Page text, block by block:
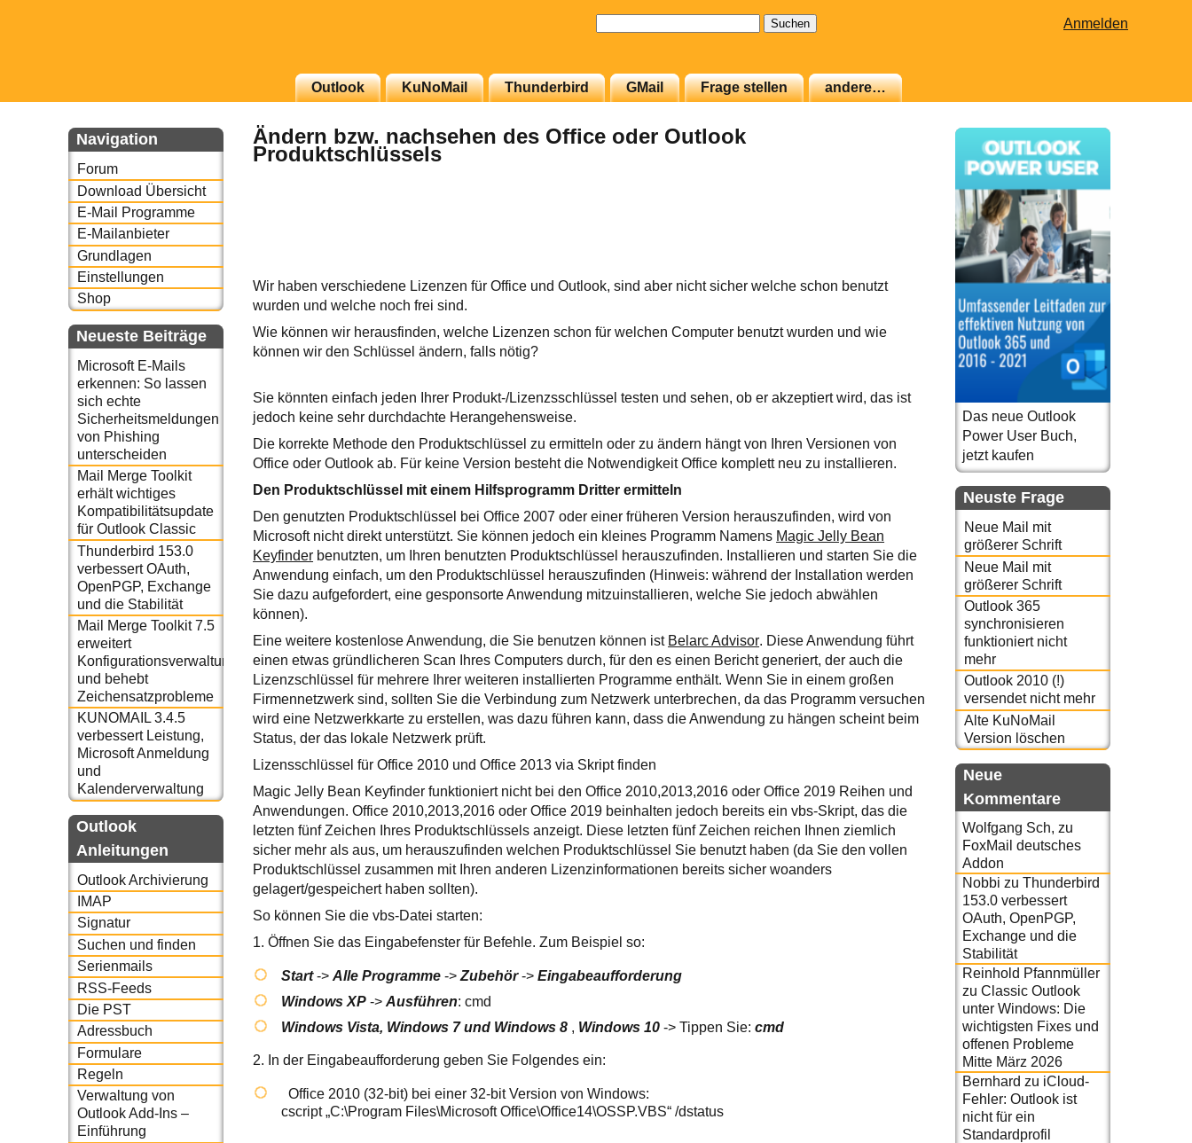
Anmelden
Outlook KuNoMail Thunderbird GMail Frage stellen andere…
Navigation
Forum
Download Übersicht
E-Mail Programme
E-Mailanbieter
Grundlagen
Einstellungen
Shop
Neueste Beiträge
Microsoft E-Mails
erkennen: So lassen
sich echte
Sicherheitsmeldungen
von Phishing
unterscheiden
Mail Merge Toolkit
erhält wichtiges
Kompatibilitätsupdate
für Outlook Classic
Thunderbird 153.0
verbessert OAuth,
OpenPGP, Exchange
und die Stabilität
Mail Merge Toolkit 7.5
erweitert
Konfigurationsverwaltung
und behebt
Zeichensatzprobleme
KUNOMAIL 3.4.5
verbessert Leistung,
Microsoft Anmeldung
und
Kalenderverwaltung
Outlook
Anleitungen
Outlook Archivierung
IMAP
Signatur
Suchen und finden
Serienmails
RSS-Feeds
Die PST
Adressbuch
Formulare
Regeln
Verwaltung von
Outlook Add-Ins –
Einführung
Ändern bzw. nachsehen des Office oder Outlook
Produktschlüssels
Wir haben verschiedene Lizenzen für Office und Outlook, sind aber nicht sicher welche schon benutzt
wurden und welche noch frei sind.
Wie können wir herausfinden, welche Lizenzen schon für welchen Computer benutzt wurden und wie
können wir den Schlüssel ändern, falls nötig?
Sie könnten einfach jeden Ihrer Produkt-/Lizenzsschlüssel testen und sehen, ob er akzeptiert wird, das ist
jedoch keine sehr durchdachte Herangehensweise.
Die korrekte Methode den Produktschlüssel zu ermitteln oder zu ändern hängt von Ihren Versionen von
Office oder Outlook ab. Für keine Version besteht die Notwendigkeit Office komplett neu zu installieren.
Den Produktschlüssel mit einem Hilfsprogramm Dritter ermitteln
Den genutzten Produktschlüssel bei Office 2007 oder einer früheren Version herauszufinden, wird von
Microsoft nicht direkt unterstützt. Sie können jedoch ein kleines Programm Namens Magic Jelly Bean
Keyfinder benutzten, um Ihren benutzten Produktschlüssel herauszufinden. Installieren und starten Sie die
Anwendung einfach, um den Produktschlüssel herauszufinden (Hinweis: während der Installation werden
Sie dazu aufgefordert, eine gesponsorte Anwendung mitzuinstallieren, welche Sie jedoch abwählen
können).
Eine weitere kostenlose Anwendung, die Sie benutzen können ist Belarc Advisor. Diese Anwendung führt
einen etwas gründlicheren Scan Ihres Computers durch, für den es einen Bericht generiert, der auch die
Lizenzschlüssel für mehrere Ihrer weiteren installierten Programme enthält. Wenn Sie in einem großen
Firmennetzwerk sind, sollten Sie die Verbindung zum Netzwerk unterbrechen, da das Programm versuchen
wird eine Netzwerkkarte zu erstellen, was dazu führen kann, dass die Anwendung zu hängen scheint beim
Status, der das lokale Netzwerk prüft.
Lizensschlüssel für Office 2010 und Office 2013 via Skript finden
Magic Jelly Bean Keyfinder funktioniert nicht bei den Office 2010,2013,2016 oder Office 2019 Reihen und
Anwendungen. Office 2010,2013,2016 oder Office 2019 beinhalten jedoch bereits ein vbs-Skript, das die
letzten fünf Zeichen Ihres Produktschlüssels anzeigt. Diese letzten fünf Zeichen reichen Ihnen ziemlich
sicher mehr als aus, um herauszufinden welchen Produktschlüssel Sie benutzt haben (da Sie den vollen
Produktschlüssel zusammen mit Ihren anderen Lizenzinformationen bereits sicher woanders
gelagert/gespeichert haben sollten).
So können Sie die vbs-Datei starten:
1. Öffnen Sie das Eingabefenster für Befehle. Zum Beispiel so:
Start->Alle Programme ->Zubehör->Eingabeaufforderung
Windows XP ->Ausführen: cmd
Windows Vista, Windows 7 und Windows 8 , Windows 10 -> Tippen Sie:cmd
2. In der Eingabeaufforderung geben Sie Folgendes ein:
Office 2010 (32-bit) bei einer 32-bit Version von Windows:
cscript „C:\Program Files\Microsoft Office\Office14\OSSP.VBS“ /dstatus
Das neue Outlook
Power User Buch,
jetzt kaufen
Neuste Frage
Neue Mail mit
größerer Schrift
Neue Mail mit
größerer Schrift
Outlook 365
synchronisieren
funktioniert nicht
mehr
Outlook 2010 (!)
versendet nicht mehr
Alte KuNoMail
Version löschen
Neue
Kommentare
Wolfgang Sch, zu
FoxMail deutsches
Addon
Nobbi zu Thunderbird
153.0 verbessert
OAuth, OpenPGP,
Exchange und die
Stabilität
Reinhold Pfannmüller
zu Classic Outlook
unter Windows: Die
wichtigsten Fixes und
offenen Probleme
Mitte März 2026
Bernhard zu iCloud-
Fehler: Outlook ist
nicht für ein
Standardprofil
oder auch